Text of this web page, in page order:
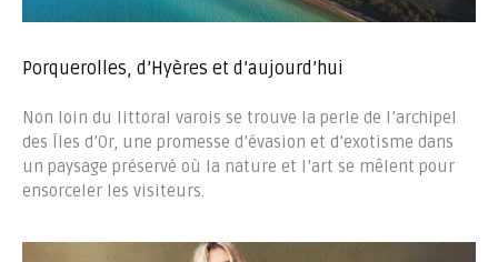
Porquerolles, d’Hyères et d’aujourd’hui
Non loin du littoral varois se trouve la perle de l’archipel
des Îles d’Or, une promesse d’évasion et d’exotisme dans
un paysage préservé où la nature et l’art se mêlent pour
ensorceler les visiteurs.